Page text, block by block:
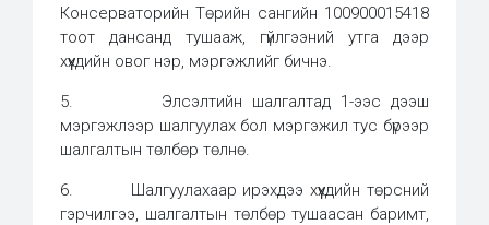
Консерваторийн Төрийн сангийн 100900015418
тоот дансанд тушааж, гүйлгээний утга дээр
хүүхдийн овог нэр, мэргэжлийг бичнэ.
5. Элсэлтийн шалгалтад 1-ээс дээш
мэргэжлээр шалгуулах бол мэргэжил тус бүрээр
шалгалтын төлбөр төлнө.
6. Шалгуулахаар ирэхдээ хүүхдийн төрсний
гэрчилгээ, шалгалтын төлбөр тушаасан баримт,